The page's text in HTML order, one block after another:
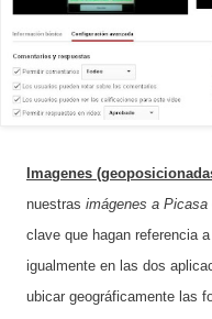
Imagenes
nuestras imágenes a Picasa
clave que hagan referencia
igualmente en las dos
ubicar geográficamente las